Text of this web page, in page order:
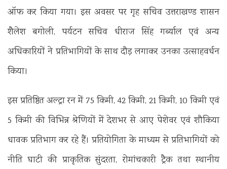
ऑफ कर किया गया। इस अवसर पर गृह सचिव उत्तराखण्ड शासन
शैलेश बगोली, पर्यटन सचिव धीराज सिंह गर्ब्याल एवं अन्य
अधिकारियों ने प्रतिभागियों के साथ दौड़ लगाकर उनका उत्साहवर्धन
किया।
इस प्रतिष्ठित अल्ट्रा रन में 75 किमी, 42 किमी, 21 किमी, 10 किमी एवं
5 किमी की विभिन्न श्रेणियों में देशभर से आए पेशेवर एवं शौकिया
धावक प्रतिभाग कर रहे हैं। प्रतियोगिता के माध्यम से प्रतिभागियों को
नीति घाटी की प्राकृतिक सुंदरता, रोमांचकारी ट्रैक तथा स्थानीय